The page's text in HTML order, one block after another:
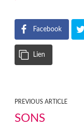
Facebook
Lien
PREVIOUS ARTICLE
SONS